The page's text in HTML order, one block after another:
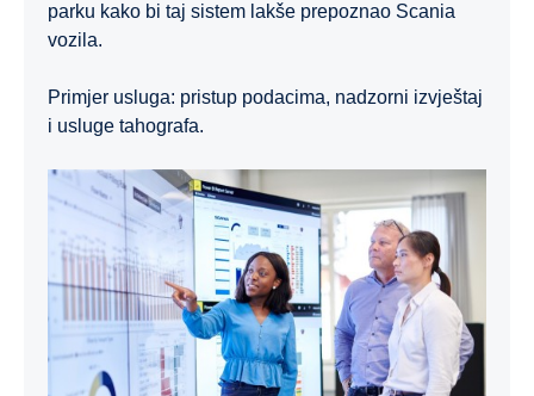
parku kako bi taj sistem lakše prepoznao Scania
vozila.
Primjer usluga: pristup podacima, nadzorni izvještaj
i usluge tahografa.